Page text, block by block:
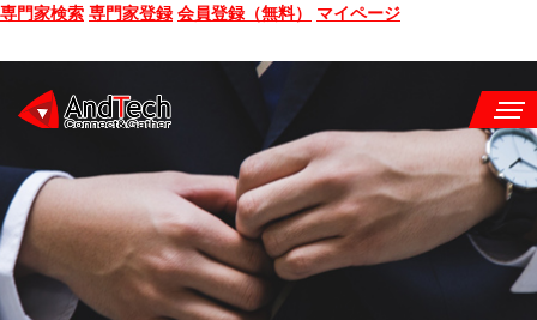
専門家検索 専門家登録 会員登録（無料） マイページ
SEMINAR
BOOK
CONSULTING